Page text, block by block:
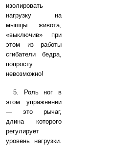
изолировать
нагрузку на
мышцы живота,
«выключив» при
этом из работы
сгибатели бедра,
попросту
невозможно!
5. Роль ног в
этом упражнении
— это рычаг,
длина которого
регулирует
уровень нагрузки.